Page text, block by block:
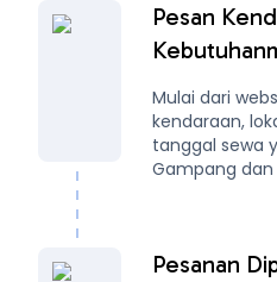
Pesan
Mulai dari
kendaraan,
tanggal sewa
Gampang dan
Pesanan